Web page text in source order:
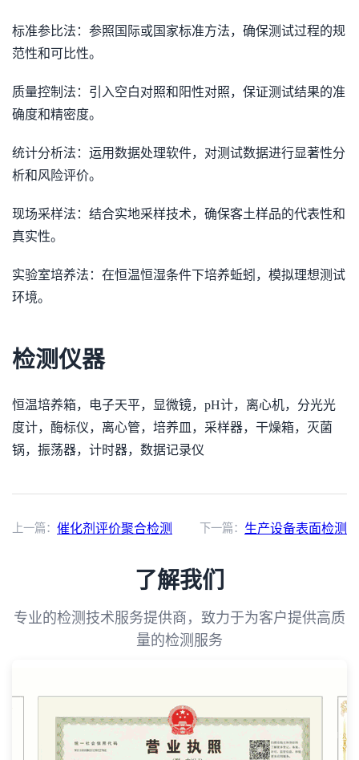
标准参比法：参照国际或国家标准方法，确保测试过程的规
范性和可比性。
质量控制法：引入空白对照和阳性对照，保证测试结果的准
确度和精密度。
统计分析法：运用数据处理软件，对测试数据进行显著性分
析和风险评价。
现场采样法：结合实地采样技术，确保客土样品的代表性和
真实性。
实验室培养法：在恒温恒湿条件下培养蚯蚓，模拟理想测试
环境。
检测仪器
恒温培养箱，电子天平，显微镜，pH计，离心机，分光光
度计，酶标仪，离心管，培养皿，采样器，干燥箱，灭菌
锅，振荡器，计时器，数据记录仪
上一篇： 催化剂评价聚合检测 下一篇： 生产设备表面检测
了解我们
专业的检测技术服务提供商，致力于为客户提供高质
量的检测服务